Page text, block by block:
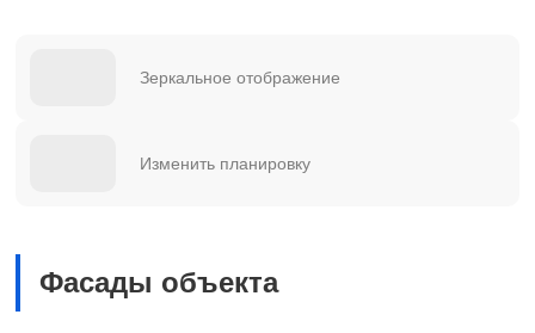
Зеркальное отображение
Изменить планировку
Фасады объекта